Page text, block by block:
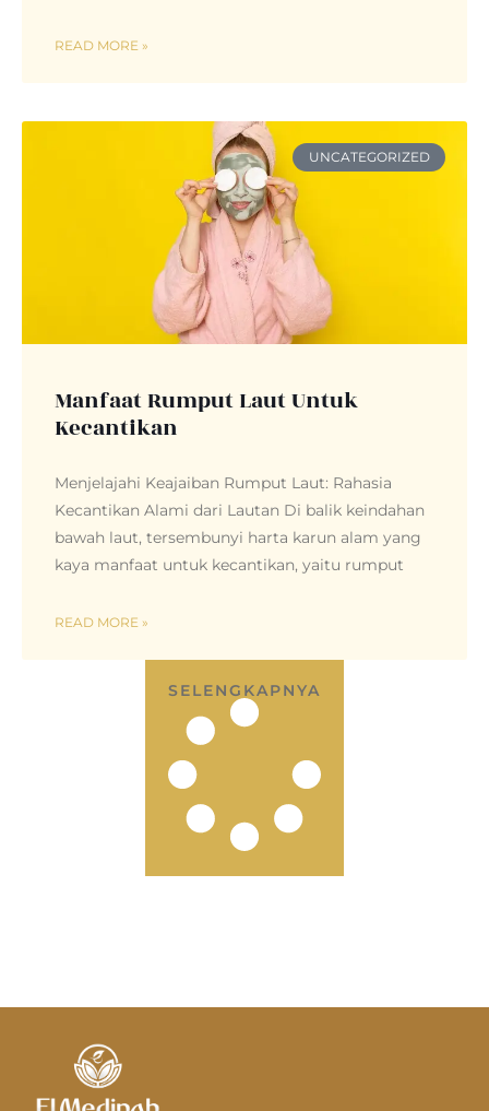
READ MORE »
UNCATEGORIZED
Manfaat Rumput Laut Untuk
Kecantikan
Menjelajahi Keajaiban Rumput Laut: Rahasia
Kecantikan Alami dari Lautan Di balik keindahan
bawah laut, tersembunyi harta karun alam yang
kaya manfaat untuk kecantikan, yaitu rumput
READ MORE »
SELENGKAPNYA